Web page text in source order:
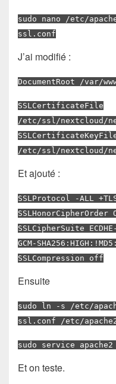
sudo nano /etc/
ssl.conf
J’ai modifié :
DocumentRoot /var/
SSLCertificateFile
/etc/ssl/nextcloud/
/etc/ssl/nextcloud/
Et ajouté :
SSLProtocol -ALL
SSLHonorCipherOrder
SSLCipherSuite
GCM-
SSLCompression off
Ensuite
sudo ln -s /etc/
ssl.conf /etc/
sudo service
Et on teste.